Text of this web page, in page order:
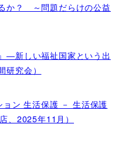
か？ ～問題だらけの公益
―新しい福祉国家という出
究会）
ン 生活保護 － 生活保護
、2025年11月）